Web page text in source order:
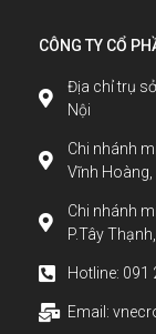
CÔNG TY CỔ
Địa chỉ trụ
Nội
Chi nhánh
Vĩnh
Chi nhánh
P.Tây
Hotline: 091
Email: